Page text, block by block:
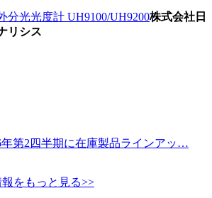
分光光度計 UH9100/UH9200株式会社日
リシス
年第2四半期に在庫製品ラインアッ…
をもっと見る>>